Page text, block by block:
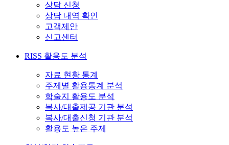
상담 신청
상담 내역 확인
고객제안
신고센터
RISS 활용도 분석
자료 현황 통계
주제별 활용통계 분석
학술지 활용도 분석
복사/대출제공 기관 분석
복사/대출신청 기관 분석
활용도 높은 주제